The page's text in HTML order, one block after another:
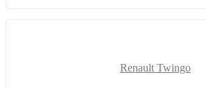
Renault Twingo